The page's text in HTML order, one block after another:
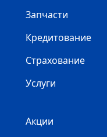
Запчасти
Кредитование
Страхование
Услуги
Акции